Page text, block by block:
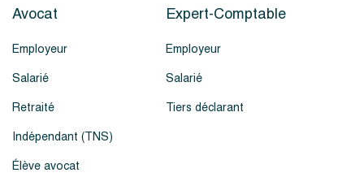
Avocat
Employeur
Salarié
Retraité
Indépendant (TNS)
Élève avocat
Expert-Comptable
Employeur
Salarié
Tiers déclarant